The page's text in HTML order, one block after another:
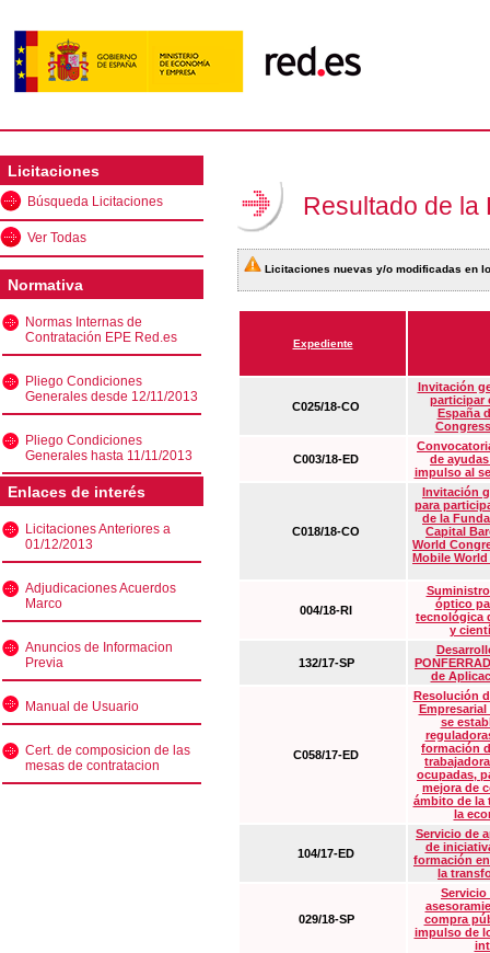
Licitaciones
Búsqueda Licitaciones
Ver Todas
Normativa
Normas Internas de
Contratación EPE Red.es
Pliego Condiciones
Generales desde 12/11/2013
Pliego Condiciones
Generales hasta 11/11/2013
Enlaces de interés
Licitaciones Anteriores a
01/12/2013
Adjudicaciones Acuerdos
Marco
Anuncios de Informacion
Previa
Manual de Usuario
Cert. de composicion de las
mesas de contratacion
Resultado de la
Licitaciones nuevas y/o modificadas en
Expediente
C025/18-CO
Invitación
participar
España
C003/18-ED
de
impulso al
C018/18-CO
Invitación
para
de la
Capital
World
Mobile
004/18-RI
óptico
tecnológica
y
132/17-SP
de
C058/17-ED
Resolución
Empresarial
se
formación
ocupadas,
mejora de
ámbito de la
la
104/17-ED
Servicio de
de
formación
la
029/18-SP
Servicio
compra
impulso de